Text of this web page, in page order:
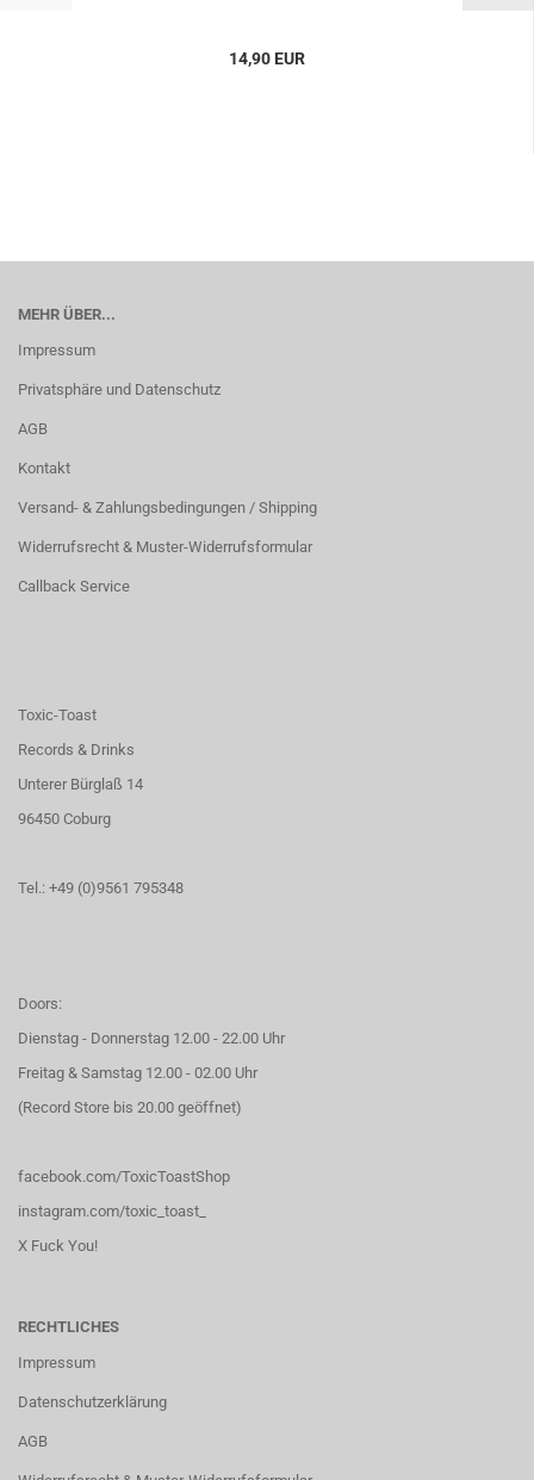
14,90 EUR
MEHR ÜBER...
Impressum
Privatsphäre und Datenschutz
AGB
Kontakt
Versand- & Zahlungsbedingungen / Shipping
Widerrufsrecht & Muster-Widerrufsformular
Callback Service
Toxic-Toast
Records & Drinks
Unterer Bürglaß 14
96450 Coburg
Tel.: +49 (0)9561 795348
Doors:
Dienstag - Donnerstag 12.00 - 22.00 Uhr
Freitag & Samstag 12.00 - 02.00 Uhr
(Record Store bis 20.00 geöffnet)
facebook.com/ToxicToastShop
instagram.com/toxic_toast_
X Fuck You!
RECHTLICHES
Impressum
Datenschutzerklärung
AGB